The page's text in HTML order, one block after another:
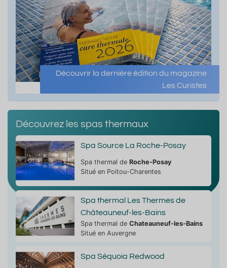
Découvrir la dernière édition du magazine
Les Curistes
Découvrez les spas thermaux
Spa Source La Roche-Posay
Spa thermal de Roche-Posay
Situé en Poitou-Charentes
Spa thermal Les Thermes de
Châteauneuf-les-Bains
Spa thermal de Chateauneuf-les-Bains
Situé en Auvergne
Spa Séquoia Redwood